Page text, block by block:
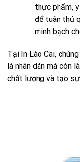
thực phẩm,
để tuân thủ
minh bạch
Tại In Lào Cai,
là nhãn dán mà còn
chất lượng và tạo